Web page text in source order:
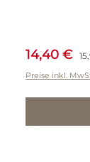
14,40 €
Preise inkl.